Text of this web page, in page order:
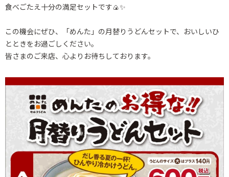
食べごたえ十分の満足セットです🍙✨
この機会にぜひ、「めんた」の月替りうどんセットで、おいしいひ
とときをお過ごしください。
皆さまのご来店、心よりお待ちしております。